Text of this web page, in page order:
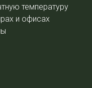
температуру
и офисах